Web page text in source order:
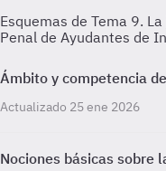
Esquemas de Tema 9.
Penal de Ayudantes de
Ámbito y competencia
Actualizado 25 ene 2026
Nociones básicas sobre